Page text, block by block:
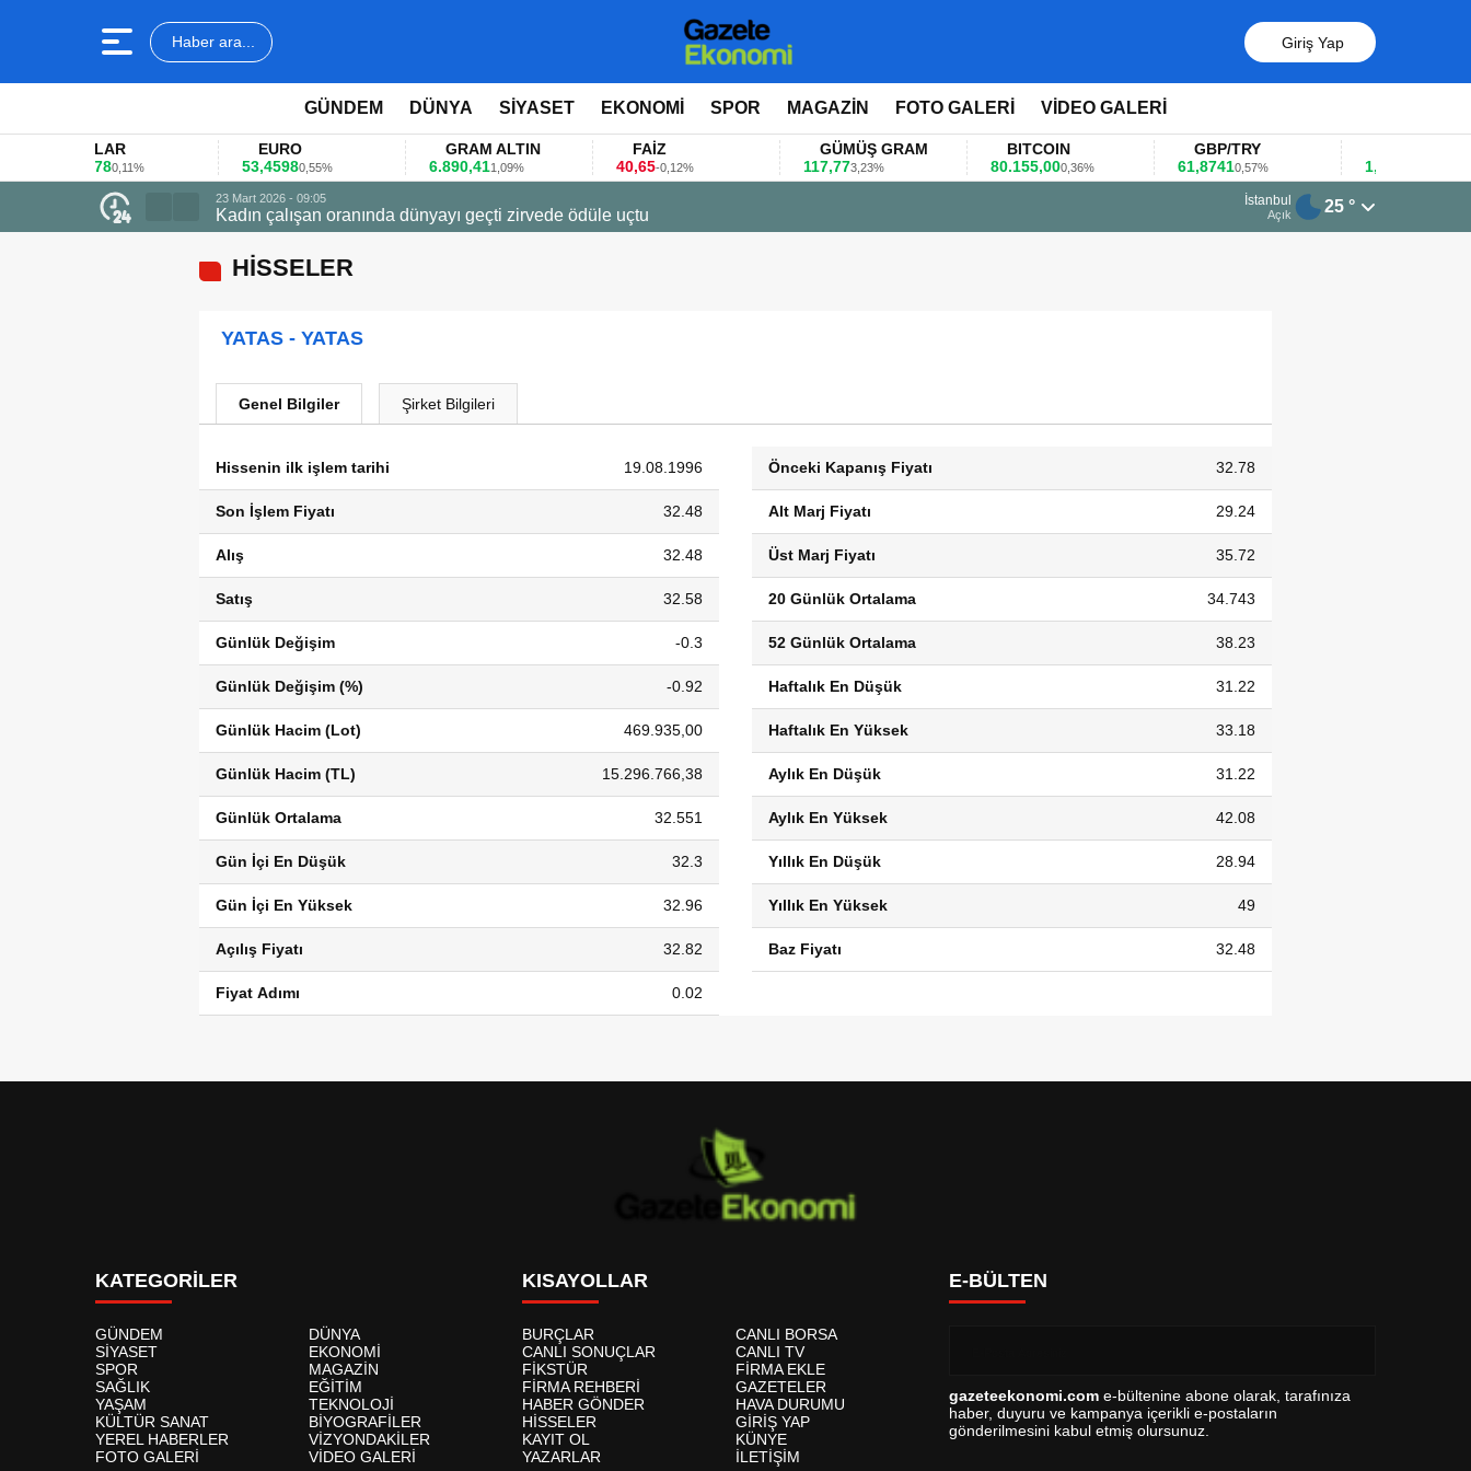
Haber ara... Giriş Yap
GÜNDEM DÜNYA SİYASET EKONOMİ SPOR MAGAZİN FOTO GALERİ VİDEO GALERİ
0,11%
EURO
53,45980,55%
GRAM ALTIN
6.890,411,09%
40,65-0,12%
GÜMÜŞ GRAM
117,773,23%
BITCOIN
80.155,000,36%
GBP/TRY
61,87410,57%
1,1781
zirvede ödüle uçtu
İstanbul
Açık 25 °
HİSSELER
YATAS - YATAS
Genel Bilgiler Şirket Bilgileri
Hissenin ilk işlem tarihi 19.08.1996
Son İşlem Fiyatı 32.48
Alış 32.48
Satış 32.58
Günlük Değişim -0.3
Günlük Değişim (%) -0.92
Günlük Hacim (Lot) 469.935,00
Günlük Hacim (TL) 15.296.766,38
Günlük Ortalama 32.551
Gün İçi En Düşük 32.3
Gün İçi En Yüksek 32.96
Açılış Fiyatı 32.82
Fiyat Adımı 0.02
Önceki Kapanış Fiyatı 32.78
Alt Marj Fiyatı 29.24
Üst Marj Fiyatı 35.72
20 Günlük Ortalama 34.743
52 Günlük Ortalama 38.23
Haftalık En Düşük 31.22
Haftalık En Yüksek 33.18
Aylık En Düşük 31.22
Aylık En Yüksek 42.08
Yıllık En Düşük 28.94
Yıllık En Yüksek 49
Baz Fiyatı 32.48
KATEGORİLER
GÜNDEM
DÜNYA
SİYASET
EKONOMİ
SPOR
MAGAZİN
SAĞLIK
EĞİTİM
YAŞAM
TEKNOLOJİ
KÜLTÜR SANAT
BİYOGRAFİLER
YEREL HABERLER
VİZYONDAKİLER
FOTO GALERİ
VİDEO GALERİ
KISAYOLLAR
BURÇLAR
CANLI BORSA
CANLI SONUÇLAR
CANLI TV
FİKSTÜR
FİRMA EKLE
FİRMA REHBERİ
GAZETELER
HABER GÖNDER
HAVA DURUMU
HİSSELER
GİRİŞ YAP
KAYIT OL
KÜNYE
YAZARLAR
İLETİŞİM
E-BÜLTEN
gazeteekonomi.com e-bültenine abone olarak, tarafınıza
haber, duyuru ve kampanya içerikli e-postaların
gönderilmesini kabul etmiş olursunuz.